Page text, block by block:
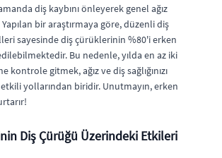
diş kaybını önleyerek genel ağız
Yapılan bir araştırmaya göre, düzenli diş
sayesinde diş çürüklerinin %80'i erken
Bu nedenle, yılda en az iki
kontrole gitmek, ağız ve diş sağlığınızı
yollarından biridir. Unutmayın, erken
Diş Çürüğü Üzerindeki Etkileri